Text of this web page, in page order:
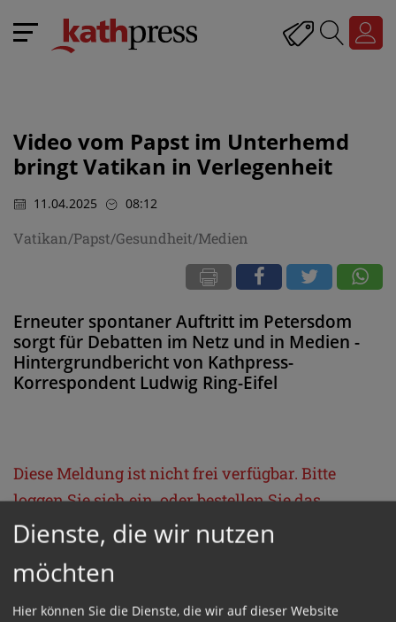
Video vom Papst im Unterhemd
bringt Vatikan in Verlegenheit
11.04.2025 08:12
Vatikan/Papst/Gesundheit/Medien
Erneuter spontaner Auftritt im Petersdom
sorgt für Debatten im Netz und in Medien -
Hintergrundbericht von Kathpress-
Korrespondent Ludwig Ring-Eifel
Diese Meldung ist nicht frei verfügbar. Bitte
loggen Sie sich ein, oder bestellen Sie das
ProduktKathpress_online.
GESCHÜTZTER BEREICH
Dienste, die wir nutzen
möchten
Hier können Sie die Dienste, die wir auf dieser Website